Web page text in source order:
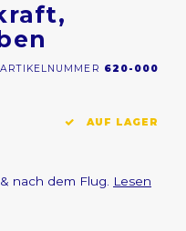
ARTIKELNUMMER 620-000
AUF LAGER
nach dem Flug.
Lesen